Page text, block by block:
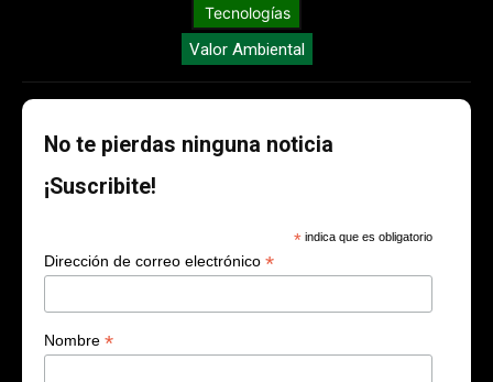
Tecnologías
Valor Ambiental
No te pierdas ninguna noticia
¡Suscribite!
* indica que es obligatorio
Dirección de correo electrónico *
Nombre *